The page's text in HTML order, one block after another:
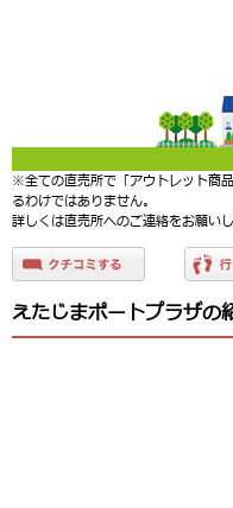
※全ての直売所で「アウトレット商
るわけではありません。
詳しくは直売所へのご連絡をお願いし
えたじまポートプラザの